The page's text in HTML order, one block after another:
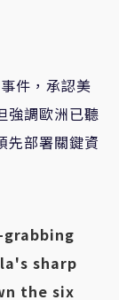
件，承認美
強調歐洲已聽
先部署關鍵資
sharp
the six